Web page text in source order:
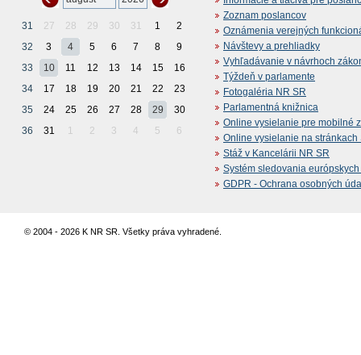
31 27 28 29 30 31 1
2
32
3 4 5 6 7 8
9
33
10 11 12 13 14 15
16
34
17 18 19 20 21 22
23
35
24 25 26 27 28 29
30
36
31 1 2 3 4 5 6
Zoznam poslancov
Oznámenia verejných
Návštevy a prehliadky
Vyhľadávanie v návrhoch
Týždeň v parlamente
Fotogaléria NR SR
Parlamentná knižnica
Online vysielanie pre mobilné
Online vysielanie na stránkach
Stáž v Kancelárii NR SR
Systém sledovania
GDPR - Ochrana osobných
© 2004 - 2026 K NR SR. Všetky práva vyhradené.